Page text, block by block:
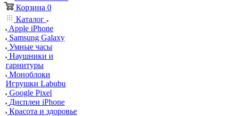
Корзина 0
Каталог
Apple iPhone
Samsung Galaxy
Умные часы
Наушники и
гарнитуры
Моноблоки
Игрушки Labubu
Google Pixel
Дисплеи iPhone
Красота и здоровье